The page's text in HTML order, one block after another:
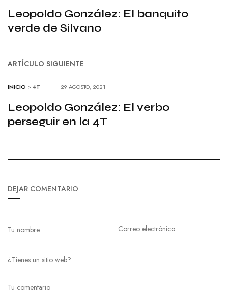
Leopoldo González: El banquito
verde de Silvano
ARTÍCULO SIGUIENTE
INICIO >4T 29 AGOSTO, 2021
Leopoldo González: El verbo
perseguir en la 4T
DEJAR COMENTARIO